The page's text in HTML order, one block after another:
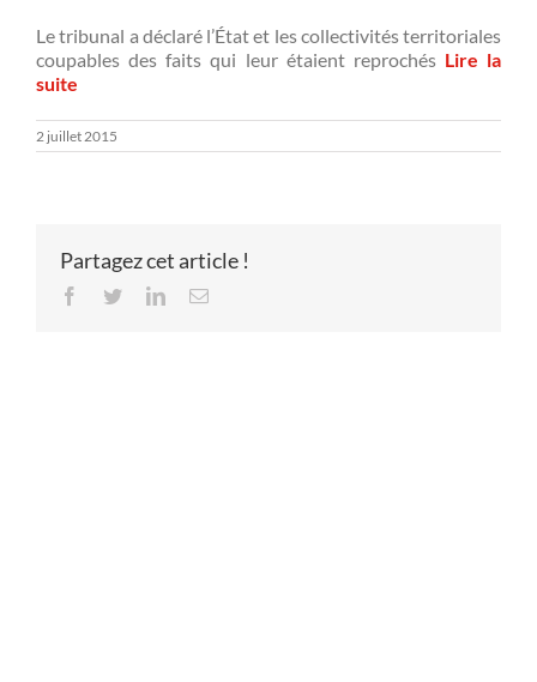
Le tribunal a déclaré l’État et les collectivités territoriales
coupables des faits qui leur étaient reprochés Lire la
suite
2 juillet 2015
Partagez cet article !
Facebook
TwitterLinkedInEmail